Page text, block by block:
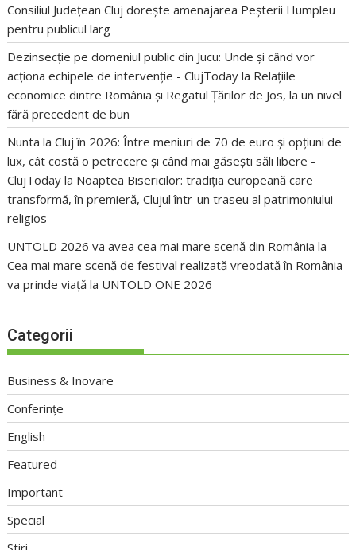
Consiliul Județean Cluj dorește amenajarea Peșterii Humpleu
pentru publicul larg
Dezinsecție pe domeniul public din Jucu: Unde și când vor
acționa echipele de intervenție - ClujToday la Relațiile
economice dintre România și Regatul Țărilor de Jos, la un nivel
fără precedent de bun
Nunta la Cluj în 2026: Între meniuri de 70 de euro și opțiuni de
lux, cât costă o petrecere și când mai găsești săli libere -
ClujToday la Noaptea Bisericilor: tradiția europeană care
transformă, în premieră, Clujul într-un traseu al patrimoniului
religios
UNTOLD 2026 va avea cea mai mare scenă din România la
Cea mai mare scenă de festival realizată vreodată în România
va prinde viață la UNTOLD ONE 2026
Categorii
Business & Inovare
Conferințe
English
Featured
Important
Special